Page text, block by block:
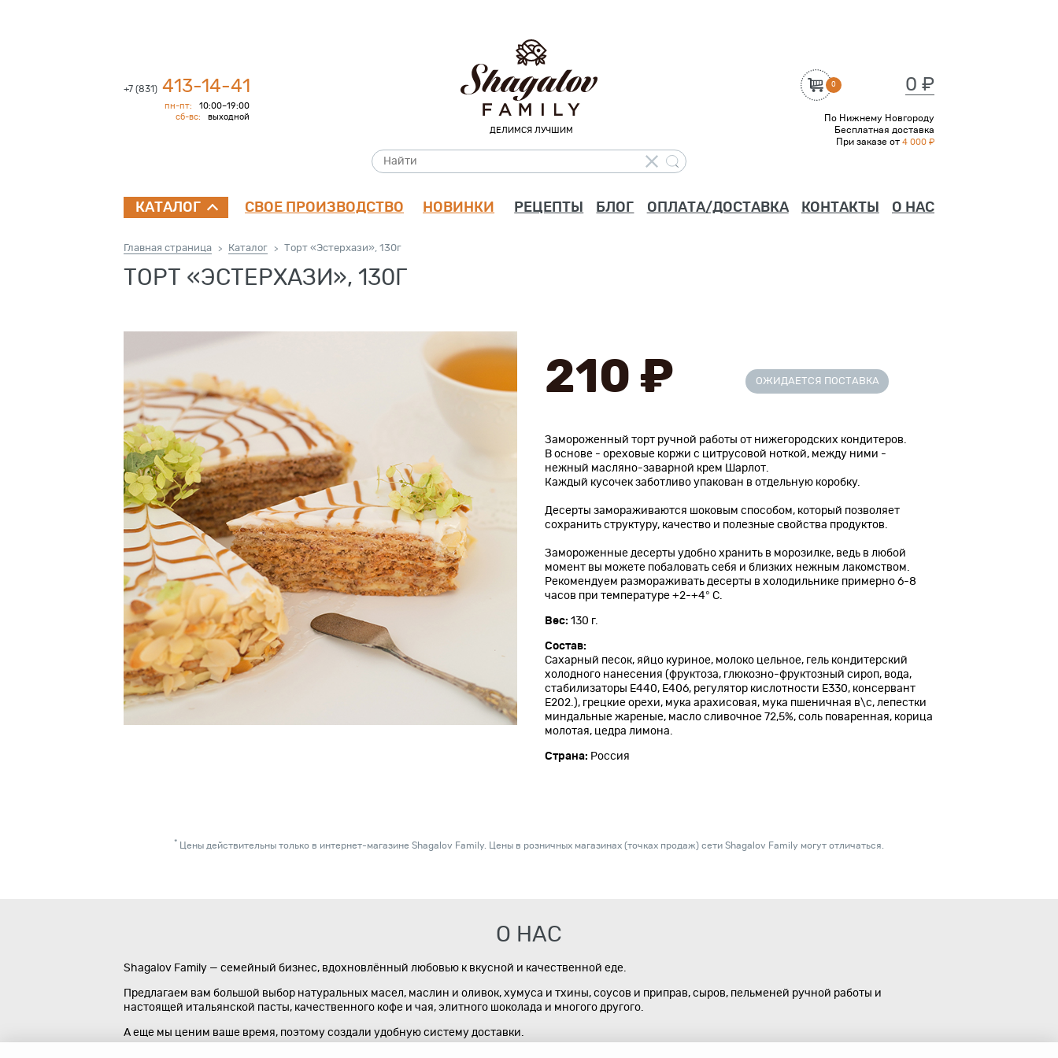
ДЕЛИМСЯ ЛУЧШИМ
пн-пт: 10:00–19:00
сб-вс: выходной
+7 (831) 413-14-41 0 0 ₽
По Нижнему Новгороду
Бесплатная доставка
При заказе от 4 000 ₽
КАТАЛОГ СВОЕ ПРОИЗВОДСТВО НОВИНКИ РЕЦЕПТЫ БЛОГ ОПЛАТА/ДОСТАВКА КОНТАКТЫ О НАС
Главная страница > Каталог > Торт «Эстерхази», 130г
ТОРТ «ЭСТЕРХАЗИ», 130Г
210 ₽ ОЖИДАЕТСЯ ПОСТАВКА
Замороженный торт ручной работы от нижегородских кондитеров.
В основе - ореховые коржи с цитрусовой ноткой, между ними -
нежный масляно-заварной крем Шарлот.
Каждый кусочек заботливо упакован в отдельную коробку.
Десерты замораживаются шоковым способом, который позволяет
сохранить структуру, качество и полезные свойства продуктов.
Замороженные десерты удобно хранить в морозилке, ведь в любой
момент вы можете побаловать себя и близких нежным лакомством.
Рекомендуем размораживать десерты в холодильнике примерно 6-8
часов при температуре +2-+4° С.
Вес: 130 г.
Состав:
Сахарный песок, яйцо куриное, молоко цельное, гель кондитерский
холодного нанесения (фруктоза, глюкозно-фруктозный сироп, вода,
стабилизаторы E440, Е406, регулятор кислотности Е330, консервант
Е202.), грецкие орехи, мука арахисовая, мука пшеничная в\с, лепестки
миндальные жареные, масло сливочное 72,5%, соль поваренная, корица
молотая, цедра лимона.
Страна: Россия
* Цены действительны только в интернет-магазине Shagalov Family. Цены в розничных магазинах (точках продаж) сети Shagalov Family могут отличаться.
О НАС
Shagalov Family — семейный бизнес, вдохновлённый любовью к вкусной и качественной еде.
Предлагаем вам большой выбор натуральных масел, маслин и оливок, хумуса и тхины, соусов и приправ, сыров, пельменей ручной работы и
настоящей итальянской пасты, качественного кофе и чая, элитного шоколада и многого другого.
А еще мы ценим ваше время, поэтому создали удобную систему доставки.